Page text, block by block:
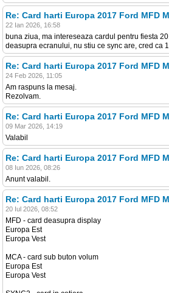
Re: Card harti Europa 2017 Ford MFD
22 Ian 2026, 16:58
buna ziua, ma intereseaza cardul pentru fiesta
deasupra ecranului, nu stiu ce sync are, cred ca
Re: Card harti Europa 2017 Ford MFD
24 Feb 2026, 11:05
Am raspuns la mesaj.
Rezolvam.
Re: Card harti Europa 2017 Ford MFD
09 Mar 2026, 14:19
Valabil
Re: Card harti Europa 2017 Ford MFD
08 Iun 2026, 08:26
Anunt valabil.
Re: Card harti Europa 2017 Ford MFD
20 Iul 2026, 08:52
MFD - card deasupra display
Europa Est
Europa Vest
MCA - card sub buton volum
Europa Est
Europa Vest